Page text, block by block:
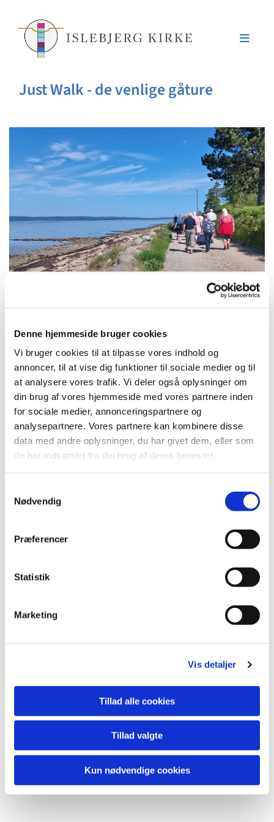
Denne hjemmeside bruger cookies
Vi bruger cookies til at tilpasse vores indhold og
annoncer, til at vise dig funktioner til sociale medier og til
at analysere vores trafik. Vi deler også oplysninger om
din brug af vores hjemmeside med vores partnere inden
for sociale medier, annonceringspartnere og
analysepartnere. Vores partnere kan kombinere disse
data med andre oplysninger, du har givet dem, eller som
de har indsamlet fra din brug af deres tjenester.
Nødvendig
Præferencer
Statistik
Marketing
Vis detaljer
Tillad alle cookies
Tillad valgte
Kun nødvendige cookies
Just Walk - de venlige gåture
Torsdag 22. oktober 2026, kl. 16:00 - 17:00
Vi går en time i et tempo, hvor alle kan være med.
Vi mødes ved det runde bord/bænkesæt ved kirken, og
efter gåturen hygger vi med en kop varm kaffe eller the.
Du vil måske også kunne lide...